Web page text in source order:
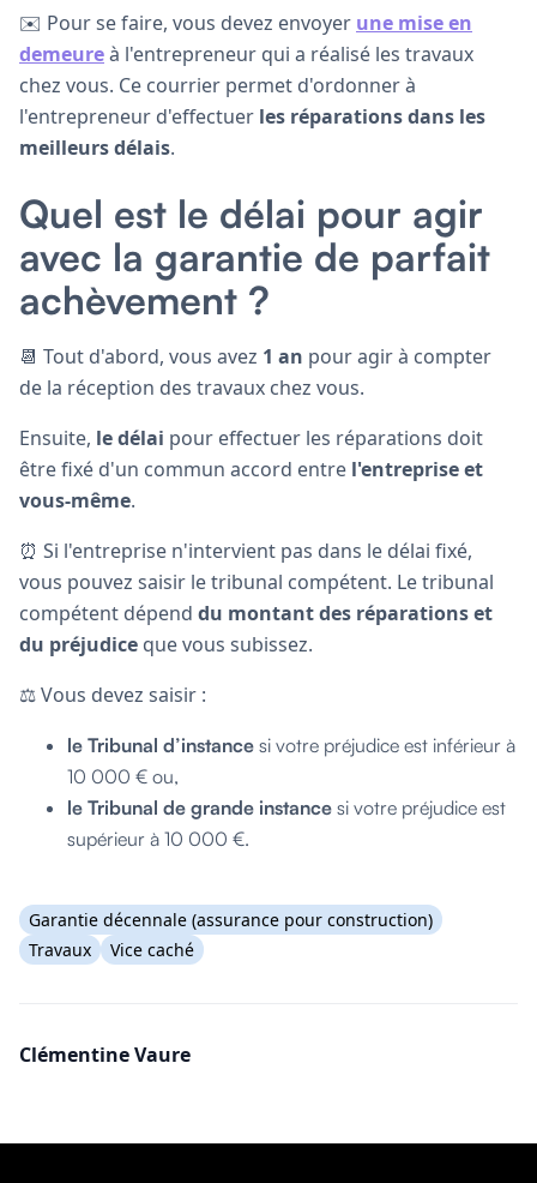
✉️ Pour se faire, vous devez envoyer une mise en
demeureà l'entrepreneur qui a réalisé les travaux
chez vous. Ce courrier permet d'ordonner à
l'entrepreneur d'effectuer les réparations dans les
meilleurs délais.
Quel est le délai pour agir
avec la garantie de parfait
achèvement ?
📆 Tout d'abord, vous avez 1 an pour agir à compter
de la réception des travaux chez vous.
Ensuite, le délai pour effectuer les réparations doit
être fixé d'un commun accord entre l'entreprise et
vous-même.
⏰ Si l'entreprise n'intervient pas dans le délai fixé,
vous pouvez saisir le tribunal compétent. Le tribunal
compétent dépend du montant des réparations et
du préjudice que vous subissez.
⚖️ Vous devez saisir :
le Tribunal d’instance si votre préjudice est inférieur à
10 000 € ou,
le Tribunal de grande instance si votre préjudice est
supérieur à 10 000 €.
Garantie décennale (assurance pour construction)
Travaux
Vice caché
Clémentine Vaure